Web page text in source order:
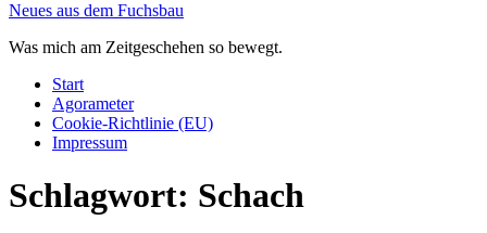
Neues aus dem Fuchsbau
Was mich am Zeitgeschehen so bewegt.
Start
Agorameter
Cookie-Richtlinie (EU)
Impressum
Schlagwort: Schach